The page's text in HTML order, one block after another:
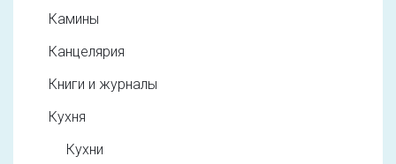
Камины
Канцелярия
Книги и журналы
Кухня
Кухни